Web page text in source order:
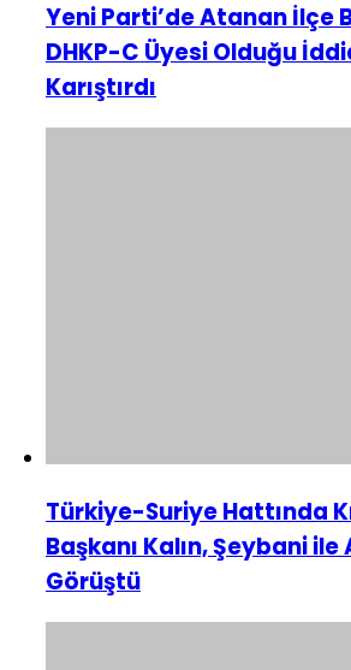
Yeni Parti’de Atanan İlçe
DHKP-C Üyesi Olduğu
Karıştırdı
Türkiye-Suriye Hattında
Başkanı Kalın, Şeybani
Görüştü